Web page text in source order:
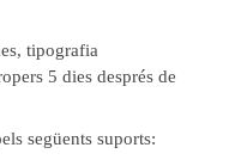
tipografia
5 dies després de
següents suports: